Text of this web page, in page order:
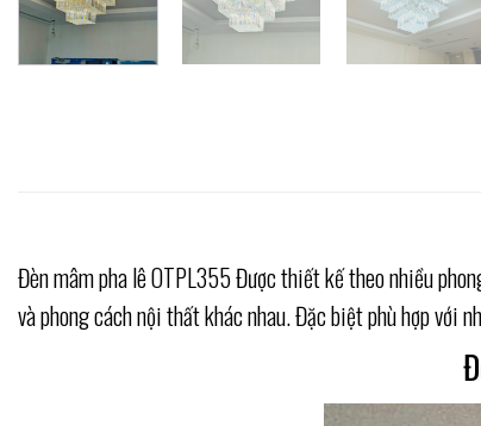
Đèn mâm pha lê OTPL355 Được thiết kế theo nhiều
và phong cách nội thất khác nhau. Đặc biệt phù hợp với